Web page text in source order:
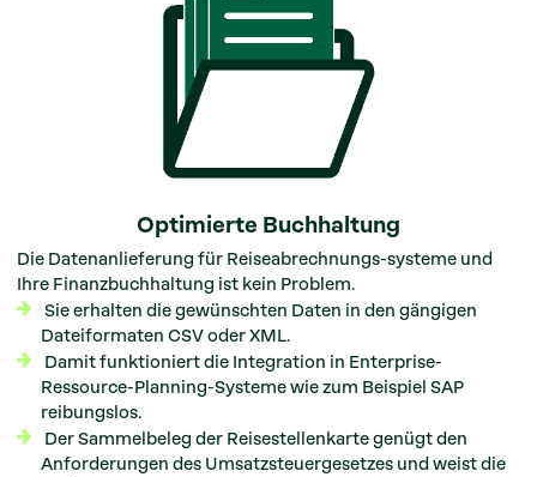
Optimierte Buchhaltung
Die Datenanlieferung für Reiseabrechnungs-systeme und
Ihre Finanzbuchhaltung ist kein Problem.
Sie erhalten die gewünschten Daten in den gängigen
Dateiformaten CSV oder XML.
Damit funktioniert die Integration in Enterprise-
Ressource-Planning-Systeme wie zum Beispiel SAP
reibungslos.
Der Sammelbeleg der Reisestellenkarte genügt den
Anforderungen des Umsatzsteuergesetzes und weist die